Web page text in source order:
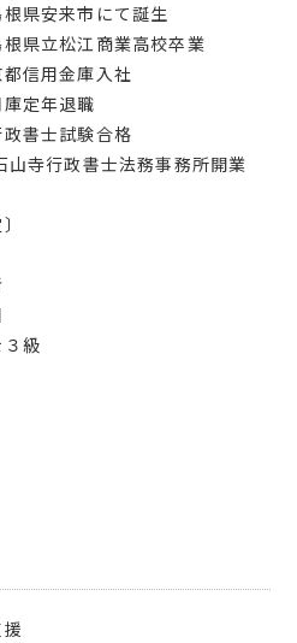
安来市にて誕生
立松江商業高校卒業
信用金庫入社
定年退職
書士試験合格
士法務事務所開業
３級